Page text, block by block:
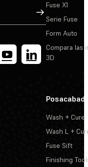
Suscribirse
Fuse X1
Serie Fuse
Form Auto
Compara las
3D
Wash + Cure
Wash L +
Fuse Sift
Finishing